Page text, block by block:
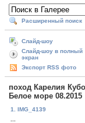
Расширенный поиск
Слайд-шоу
Слайд-шоу в полный
экран
Экспорт RSS фото
поход Карелия
Белое море 08.2015
1. IMG_4139